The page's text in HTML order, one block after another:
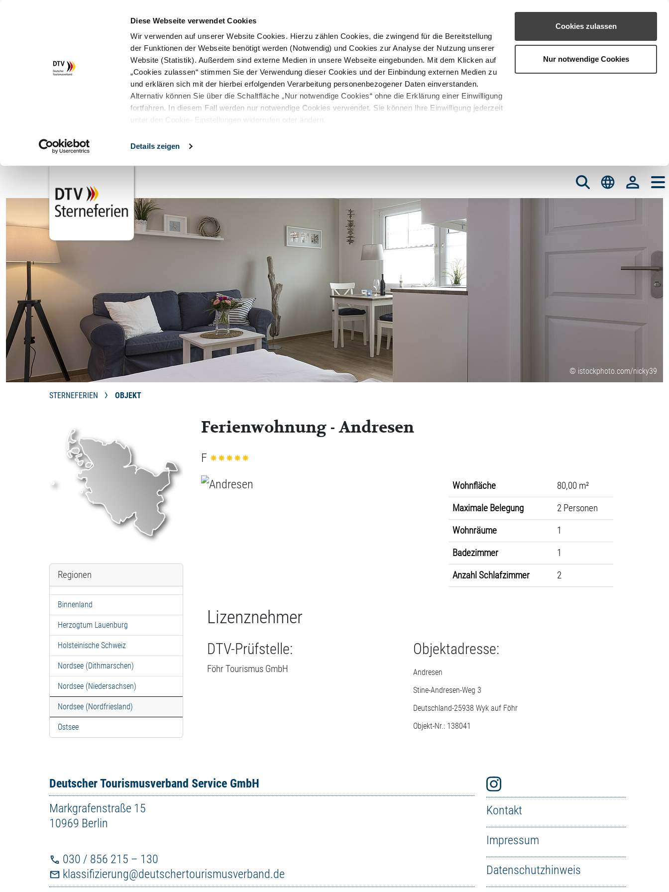
Diese Webseite verwendet Cookies
Wir verwenden auf unserer Website Cookies. Hierzu zählen Cookies, die zwingend für die Bereitstellung
der Funktionen der Webseite benötigt werden (Notwendig) und Cookies zur Analyse der Nutzung unserer
Website (Statistik). Außerdem sind externe Medien in unsere Webseite eingebunden. Mit dem Klicken auf
„Cookies zulassen“ stimmen Sie der Verwendung dieser Cookies und der Einbindung externen Medien zu
und erklären sich mit der hierbei erfolgenden Verarbeitung personenbezogener Daten einverstanden.
Alternativ können Sie über die Schaltfläche „Nur notwendige Cookies“ ohne die Erklärung einer Einwilligung
fortfahren. In diesem Fall werden nur notwendige Cookies verwendet. Sie können Ihre Einwilligung jederzeit
unter den Cookie- Einstellungen widerrufen oder ändern.
Details zeigen
Cookies zulassen
Nur notwendige Cookies
© istockphoto.com/nicky39
STERNEFERIEN OBJEKT
Regionen
Binnenland
Herzogtum Lauenburg
Holsteinische Schweiz
Nordsee (Dithmarschen)
Nordsee (Niedersachsen)
Nordsee (Nordfriesland)
Ostsee
Ferienwohnung - Andresen
F
Wohnfläche
80,00 m²
Maximale Belegung
2 Personen
Wohnräume
1
Badezimmer
1
Anzahl Schlafzimmer
2
Lizenznehmer
DTV-Prüfstelle:
Föhr Tourismus GmbH
Objektadresse:
Andresen
Stine-Andresen-Weg 3
Deutschland-25938 Wyk auf Föhr
Objekt-Nr.: 138041
Deutscher Tourismusverband Service GmbH
Markgrafenstraße 15
10969 Berlin
030 / 856 215 – 130
klassifizierung@deutschertourismusverband.de
Kontakt
Impressum
Datenschutzhinweis